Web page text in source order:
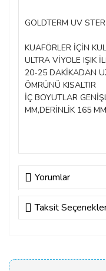
GOLDTERM UV
KUAFÖRLER İÇİN
ULTRA VİYOLE IŞIK
20-25 DAKİKADAN
ÖMRÜNÜ KISALTIR
İÇ BOYUTLAR
MM,DERİNLİK 165 MM
Yorumlar
Bu
Taksit